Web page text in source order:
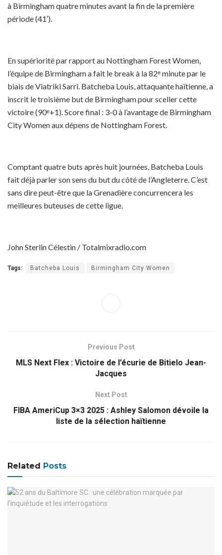
à Birmingham quatre minutes avant la fin de la première
période (41′).
En supériorité par rapport au Nottingham Forest Women,
l’équipe de Birmingham a fait le break à la 82ᵉ minute par le
biais de Viatriki Sarri. Batcheba Louis, attaquante haïtienne, a
inscrit le troisième but de Birmingham pour sceller cette
victoire (90ᵉ+1). Score final : 3-0 à l’avantage de Birmingham
City Women aux dépens de Nottingham Forest.
Comptant quatre buts après huit journées, Batcheba Louis
fait déjà parler son sens du but du côté de l’Angleterre. C’est
sans dire peut-être que la Grenadière concurrencera les
meilleures buteuses de cette ligue.
John Sterlin Célestin / Totalmixradio.com
Tags: Batcheba Louis Birmingham City Women
Previous Post
MLS Next Flex : Victoire de l’écurie de Bitielo Jean-
Jacques
Next Post
FIBA AmeriCup 3×3 2025 : Ashley Salomon dévoile la
liste de la sélection haïtienne
Related Posts